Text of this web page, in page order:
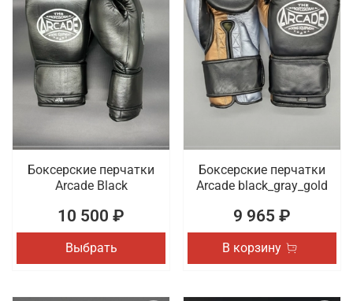
В интернет-магазине Octagon Shop можно купить
спортивные перчатки высокого качества из
натуральной кожи или кожзама. Предлагаем
женские, мужские и унисекс модели,
декорированные оригинальными принтами.
Доставка покупок осуществляется по Братску.
Боксерские перчатки
Arcade Black
10 500 ₽
Выбрать
Боксерские перчатки
Arcade black_gray_gold
9 965 ₽
В корзину